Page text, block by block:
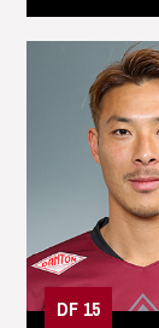
DF 15